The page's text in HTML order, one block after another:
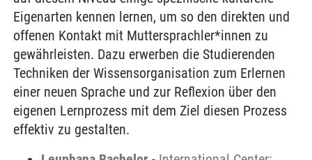
Eigenarten kennen lernen, um so den direkten und
offenen Kontakt mit Muttersprachler*innen zu
gewährleisten. Dazu erwerben die Studierenden
Techniken der Wissensorganisation zum Erlernen
einer neuen Sprache und zur Reflexion über den
eigenen Lernprozess mit dem Ziel diesen Prozess
effektiv zu gestalten.